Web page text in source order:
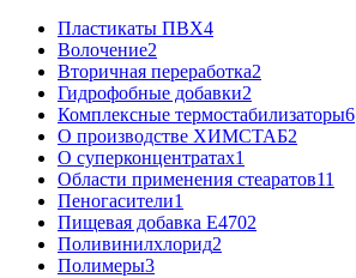
Пластикаты ПВХ4
Волочение2
Вторичная переработка2
Гидрофобные добавки2
Комплексные термостабилизаторы6
О производстве ХИМСТАБ2
О суперконцентратах1
Области применения стеаратов11
Пеногасители1
Пищевая добавка Е4702
Поливинилхлорид2
Полимеры3